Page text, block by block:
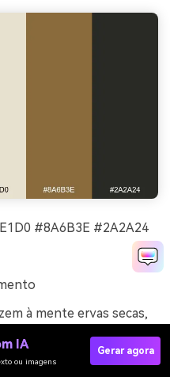
#8A6B3E #2A2A24
à mente ervas secas,
bem para suplementos e
transmitir
IA
ou imagens
Gerar agora